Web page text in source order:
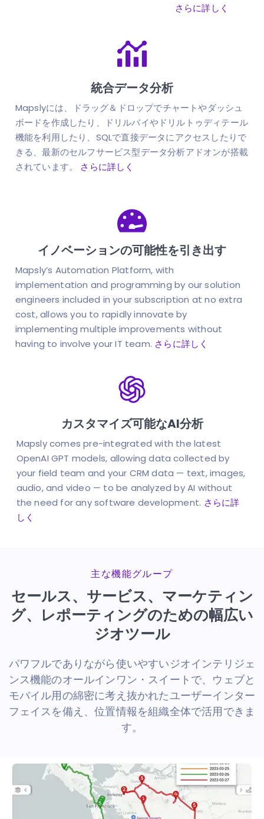
さらに詳しく
統合データ分析
Mapslyには、ドラッグ＆ドロップでチャートやダッシュ
ボードを作成したり、ドリルバイやドリルトゥディテール
機能を利用したり、SQLで直接データにアクセスしたりで
きる、最新のセルフサービス型データ分析アドオンが搭載
されています。 さらに詳しく
イノベーションの可能性を引き出す
Mapsly’s Automation Platform, with
implementation and programming by our solution
engineers included in your subscription at no extra
cost, allows you to rapidly innovate by
implementing multiple improvements without
having to involve your IT team. さらに詳しく
カスタマイズ可能なAI分析
Mapsly comes pre-integrated with the latest
OpenAI GPT models, allowing data collected by
your field team and your CRM data — text, images,
audio, and video — to be analyzed by AI without
the need forany software development. さらに詳
しく
主な機能グループ
セールス、サービス、マーケティン
グ、レポーティングのための幅広い
ジオツール
パワフルでありながら使いやすいジオインテリジェ
ンス機能のオールインワン・スイートで、ウェブと
モバイル用の綿密に考え抜かれたユーザーインター
フェイスを備え、位置情報を組織全体で活用できま
す。